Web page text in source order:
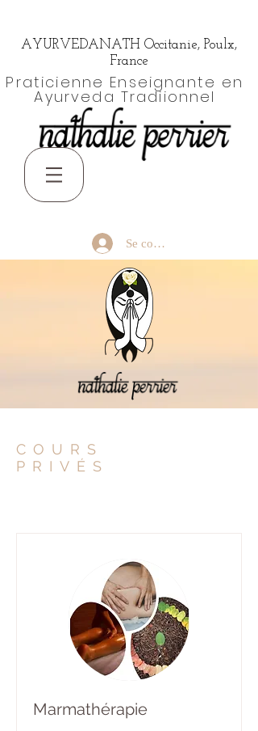
AYURVEDANATH Occitanie, Poulx,
France
Praticienne Enseignante en
Ayurveda Tradiionnel
Se connecter
COURS
PRIVÉS
Marmathérapie